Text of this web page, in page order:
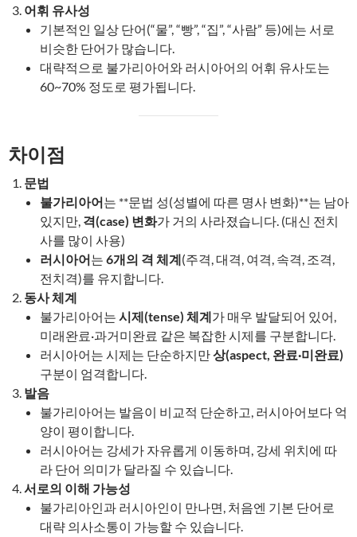
어휘 유사성
기본적인 일상 단어(“물”, “빵”, “집”, “사람” 등)에는 서로
비슷한 단어가 많습니다.
대략적으로 불가리아어와 러시아어의 어휘 유사도는
60~70% 정도로 평가됩니다.
차이점
문법
불가리아어는 **문법 성(성별에 따른 명사 변화)**는 남아
있지만, 격(case) 변화가 거의 사라졌습니다. (대신 전치
사를 많이 사용)
러시아어는 6개의 격 체계(주격, 대격, 여격, 속격, 조격,
전치격)를 유지합니다.
동사 체계
불가리아어는 시제(tense) 체계가 매우 발달되어 있어,
미래완료·과거미완료 같은 복잡한 시제를 구분합니다.
러시아어는 시제는 단순하지만상(aspect, 완료·미완료)
구분이 엄격합니다.
발음
불가리아어는 발음이 비교적 단순하고, 러시아어보다 억
양이 평이합니다.
러시아어는 강세가 자유롭게 이동하며, 강세 위치에 따
라 단어 의미가 달라질 수 있습니다.
서로의 이해 가능성
불가리아인과 러시아인이 만나면, 처음엔 기본 단어로
대략 의사소통이 가능할 수 있습니다.